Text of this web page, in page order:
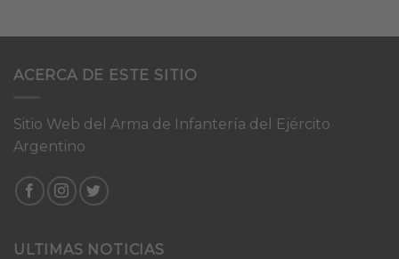
ACERCA DE ESTE SITIO
Sitio Web del Arma de Infantería del Ejército
Argentino
ULTIMAS NOTICIAS